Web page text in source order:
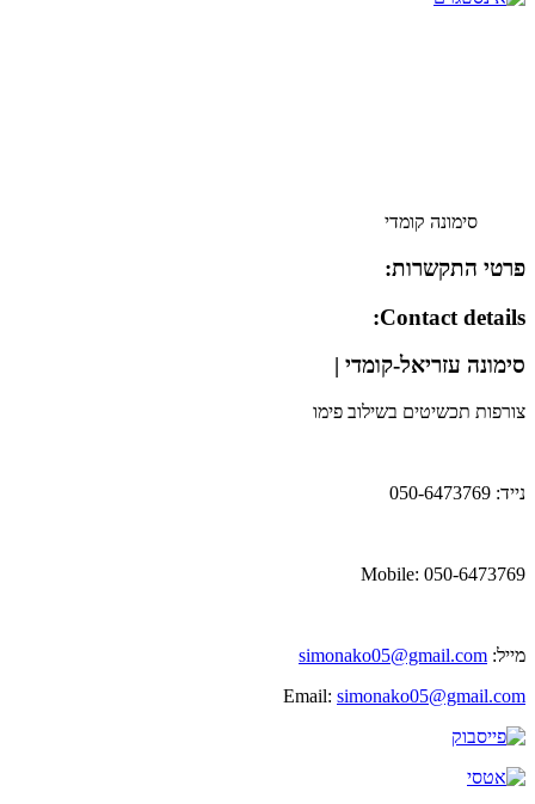
סימונה קומדי
פרטי התקשרות:
Contact details:
סימונה עזריאל-קומדי |
צורפות תכשיטים בשילוב פימו
נייד: 050-6473769
Mobile: 050-6473769
מייל: simonako05@gmail.com
Email: simonako05@gmail.com